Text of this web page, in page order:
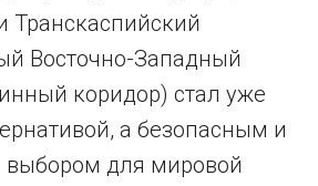
Транскаспийский
Восточно-Западный
коридор) стал уже
а безопасным и
для мировой